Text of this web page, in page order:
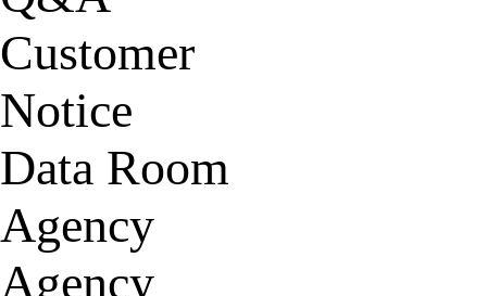
Customer
Notice
Data Room
Agency
Agency